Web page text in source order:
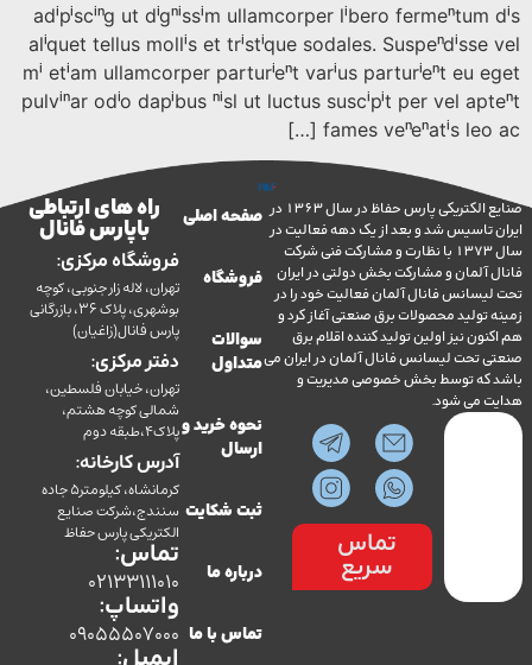
adipiscing ut dignissim ullamcorper libero
aliquet tellus mollis et tristique sodales.
mi etiam ullamcorper parturient varius parturient eu
pulvinar odio dapibus nisl ut luctus suscipit per vel
fames venenatis leo
صنایع الکتریکی پارس حفاظ در سال 1363 در
شد و بعد از یک دهه فعالیت در
سال 1373 با نظارت و مشارکت فنی شرکت
و مشارکت بخش دولتی در ایران
فانال آلمان فعالیت خود را در
محصولات برق صنعتی آغاز کرد و
نیز اولین تولید کننده اقلام برق
لیسانس فانال آلمان در ایران می
توسط بخش خصوصی مدیریت و
می شود.
تماس
سریع
صفحه اصلی
فروشگاه
سوالات
متداول
نحوه خرید و
ثبت شکایت
درباره ما
تماس با ما
راه های ارتباطی
با پارس فانال
فروشگاه مرکزی:
تهران، لاله زار جنوبی، کوچه
بوشهری، پلاک 36، بازرگانی
پارس فانال(زاغیان)
دفتر مرکزی:
تهران، خیابان فلسطین،
شمالی کوچه هشتم،
پلاک4،طبقه دوم
آدرس کارخانه:
کرمانشاه، کیلومتر5 جاده
سنندج،شرکت صنایع
الکتریکی پارس حفاظ
تماس:
02133111010
واتساپ:
09055507000